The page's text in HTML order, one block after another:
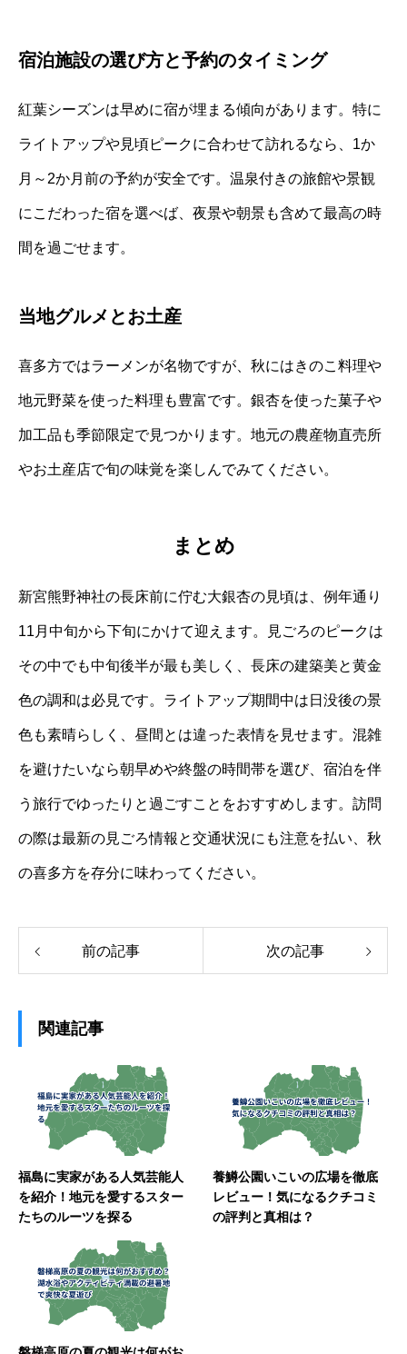
宿泊施設の選び方と予約のタイミング
紅葉シーズンは早めに宿が埋まる傾向があります。特に
ライトアップや見頃ピークに合わせて訪れるなら、1か
月～2か月前の予約が安全です。温泉付きの旅館や景観
にこだわった宿を選べば、夜景や朝景も含めて最高の時
間を過ごせます。
当地グルメとお土産
喜多方ではラーメンが名物ですが、秋にはきのこ料理や
地元野菜を使った料理も豊富です。銀杏を使った菓子や
加工品も季節限定で見つかります。地元の農産物直売所
やお土産店で旬の味覚を楽しんでみてください。
まとめ
新宮熊野神社の長床前に佇む大銀杏の見頃は、例年通り
11月中旬から下旬にかけて迎えます。見ごろのピークは
その中でも中旬後半が最も美しく、長床の建築美と黄金
色の調和は必見です。ライトアップ期間中は日没後の景
色も素晴らしく、昼間とは違った表情を見せます。混雑
を避けたいなら朝早めや終盤の時間帯を選び、宿泊を伴
う旅行でゆったりと過ごすことをおすすめします。訪問
の際は最新の見ごろ情報と交通状況にも注意を払い、秋
の喜多方を存分に味わってください。
前の記事 次の記事
関連記事
福島に実家がある人気芸能人
を紹介！地元を愛するスター
たちのルーツを探る
養鱒公園いこいの広場を徹底
レビュー！気になるクチコミ
の評判と真相は？